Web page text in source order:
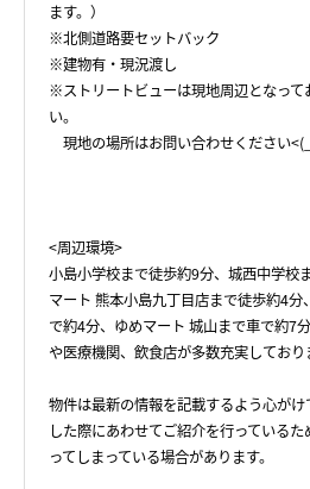
ます。）
※北側道路要セットバック
※建物有・現況渡し
※ストリートビューは現地周辺となって
い。
現地の場所はお問い合わせください
<周辺環境>
小島小学校まで徒歩約9分、城西中学校
マート 熊本小島九丁目店まで徒歩約4
で約4分、ゆめマート 城山まで車で約7
や医療機関、飲食店が多数充実しており
物件は最新の情報を記載するよう心が
した際にあわせてご紹介を行っている
ってしまっている場合があります。